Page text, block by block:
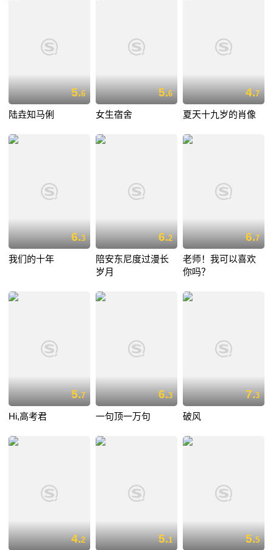
5.6
陆垚知马俐
5.6
女生宿舍
4.7
夏天十九岁的肖像
6.3
我们的十年
6.2
陪安东尼度过漫长
岁月
6.7
老师！我可以喜欢
你吗？
5.7
Hi,高考君
6.3
一句顶一万句
7.3
破风
4.2 5.1 5.5